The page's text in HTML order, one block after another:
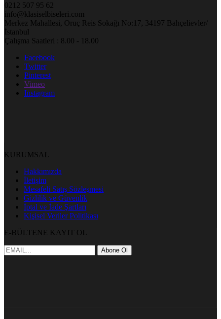
0212 507 95 62
info@klasiselbiseleri.com
Merkez Mahallesi, Oruç Reis Sokağı No:17, 34197 Bahçelievler/
İstanbul
Çalışma Saatleri : 8.00 - 18.00
Facebook
Twitter
Pinterest
Vimeo
Instagram
KURUMSAL
Hakkımızda
İletişim
Mesafeli Satış Sözleşmesi
Gizlilik ve Güvenlik
İptal ve İade Şartları
Kişisel Veriler Politikası
E-BÜLTENE KAYIT OL
Abone Ol